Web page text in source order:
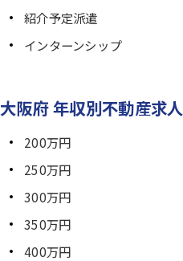
紹介予定派遣
インターンシップ
大阪府 年収別不動産求人
200万円
250万円
300万円
350万円
400万円